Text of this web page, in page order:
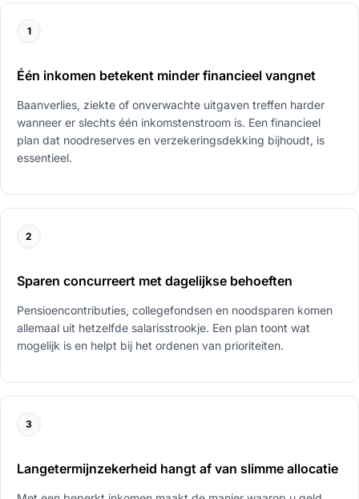
1
Één inkomen betekent minder financieel vangnet
Baanverlies, ziekte of onverwachte uitgaven treffen harder
wanneer er slechts één inkomstenstroom is. Een financieel
plan dat noodreserves en verzekeringsdekking bijhoudt, is
essentieel.
2
Sparen concurreert met dagelijkse behoeften
Pensioencontributies, collegefondsen en noodsparen komen
allemaal uit hetzelfde salarisstrookje. Een plan toont wat
mogelijk is en helpt bij het ordenen van prioriteiten.
3
Langetermijnzekerheid hangt af van slimme allocatie